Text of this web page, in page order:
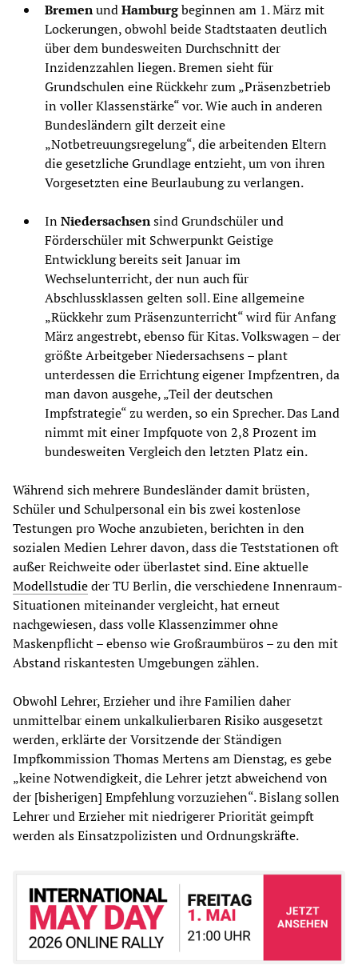
BremenundHamburgbeginnen am 1. März mit
Lockerungen, obwohl beide Stadtstaaten deutlich
über dem bundesweiten Durchschnitt der
Inzidenzzahlen liegen. Bremen sieht für
Grundschulen eine Rückkehr zum „Präsenzbetrieb
in voller Klassenstärke“ vor. Wie auch in anderen
Bundesländern gilt derzeit eine
„Notbetreuungsregelung“, die arbeitenden Eltern
die gesetzliche Grundlage entzieht, um von ihren
Vorgesetzten eine Beurlaubung zu verlangen.
InNiedersachsensind Grundschüler und
Förderschüler mit Schwerpunkt Geistige
Entwicklung bereits seit Januar im
Wechselunterricht, der nun auch für
Abschlussklassen gelten soll. Eine allgemeine
„Rückkehr zum Präsenzunterricht“ wird für Anfang
März angestrebt, ebenso für Kitas. Volkswagen – der
größte Arbeitgeber Niedersachsens – plant
unterdessen die Errichtung eigener Impfzentren, da
man davon ausgehe, „Teil der deutschen
Impfstrategie“ zu werden, so ein Sprecher. Das Land
nimmt mit einer Impfquote von 2,8 Prozent im
bundesweiten Vergleich den letzten Platz ein.
Während sich mehrere Bundesländer damit brüsten,
Schüler und Schulpersonal ein bis zwei kostenlose
Testungen pro Woche anzubieten, berichten in den
sozialen Medien Lehrer davon, dass die Teststationen oft
außer Reichweite oder überlastet sind. Eine aktuelle
Modellstudieder TU Berlin, die verschiedene Innenraum-
Situationen miteinander vergleicht, hat erneut
nachgewiesen, dass volle Klassenzimmer ohne
Maskenpflicht – ebenso wie Großraumbüros – zu den mit
Abstand riskantesten Umgebungen zählen.
Obwohl Lehrer, Erzieher und ihre Familien daher
unmittelbar einem unkalkulierbaren Risiko ausgesetzt
werden, erklärte der Vorsitzende der Ständigen
Impfkommission Thomas Mertens am Dienstag, es gebe
„keine Notwendigkeit, die Lehrer jetzt abweichend von
der [bisherigen] Empfehlung vorzuziehen“. Bislang sollen
Lehrer und Erzieher mit niedrigerer Priorität geimpft
werden als Einsatzpolizisten und Ordnungskräfte.